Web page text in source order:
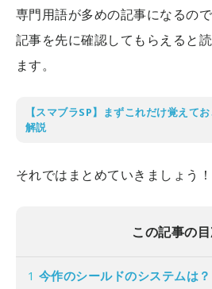
専門用語が多めの記事になるの
記事を先に確認してもらえると
ます。
【スマブラSP】まずこれだけ覚えて
解説
それではまとめていきましょう！
この記事の
1 今作のシールドのシステムは？